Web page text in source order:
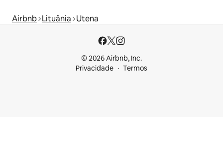
Airbnb Lituânia Utena
© 2026 Airbnb, Inc.
Privacidade
Termos